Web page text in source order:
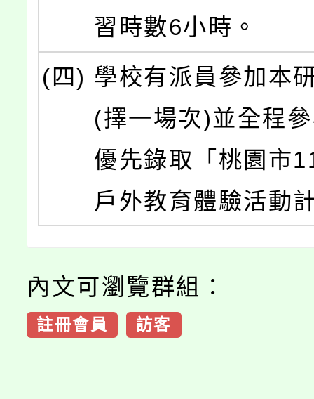
習時數6小時。
(四) 學校有派員參加本
(擇一場次)並全程
優先錄取「桃園市
戶外教育體驗活動
內文可瀏覽群組：
註冊會員 訪客